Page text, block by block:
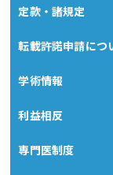
定款・諸規定
転載許諾申請につ
学術情報
利益相反
専門医制度